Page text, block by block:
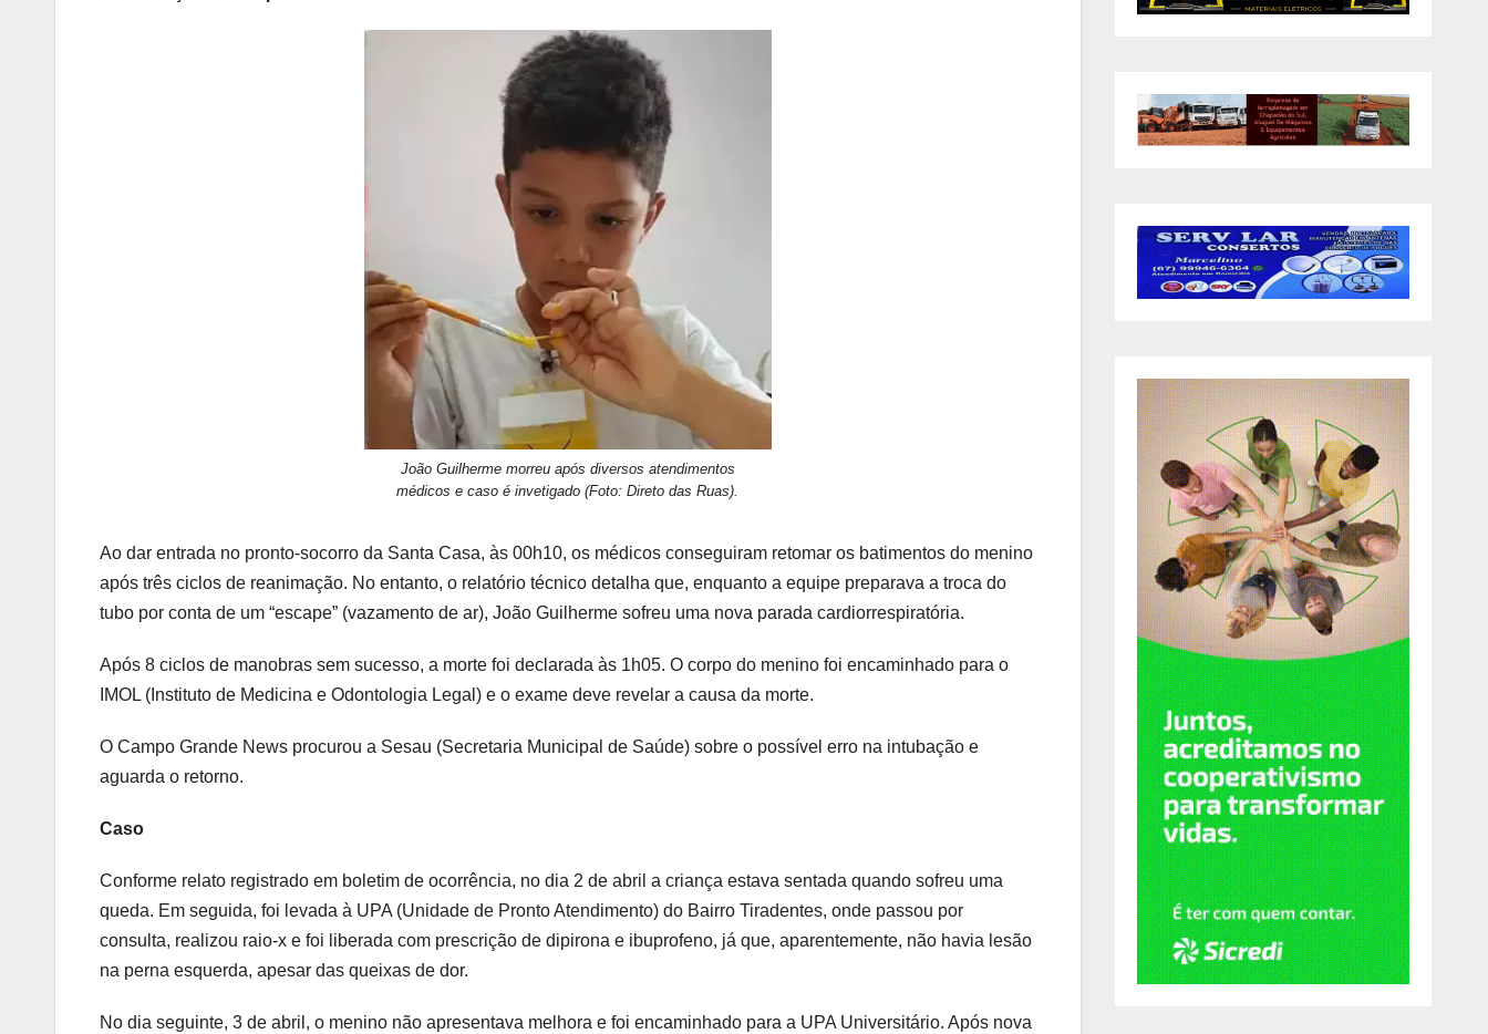
João Guilherme morreu após diversos atendimentos
médicos e caso é invetigado (Foto: Direto das Ruas).
Ao dar entrada no pronto-socorro da Santa Casa, às 00h10, os médicos conseguiram retomar os batimentos do menino
após três ciclos de reanimação. No entanto, o relatório técnico detalha que, enquanto a equipe preparava a troca do
tubo por conta de um “escape” (vazamento de ar), João Guilherme sofreu uma nova parada cardiorrespiratória.
Após 8 ciclos de manobras sem sucesso, a morte foi declarada às 1h05. O corpo do menino foi encaminhado para o
IMOL (Instituto de Medicina e Odontologia Legal) e o exame deve revelar a causa da morte.
O Campo Grande News procurou a Sesau (Secretaria Municipal de Saúde) sobre o possível erro na intubação e
aguarda o retorno.
Caso
Conforme relato registrado em boletim de ocorrência, no dia 2 de abril a criança estava sentada quando sofreu uma
queda. Em seguida, foi levada à UPA (Unidade de Pronto Atendimento) do Bairro Tiradentes, onde passou por
consulta, realizou raio-x e foi liberada com prescrição de dipirona e ibuprofeno, já que, aparentemente, não havia lesão
na perna esquerda, apesar das queixas de dor.
No dia seguinte, 3 de abril, o menino não apresentava melhora e foi encaminhado para a UPA Universitário. Após nova